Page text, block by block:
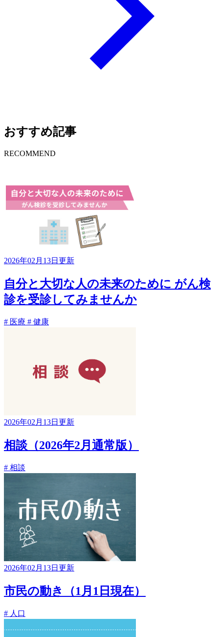
おすすめ記事
RECOMMEND
2026年02月13日更新
自分と大切な人の未来のために がん検
診を受診してみませんか
# 医療 # 健康
2026年02月13日更新
相談（2026年2月通常版）
# 相談
2026年02月13日更新
市民の動き（1月1日現在）
# 人口